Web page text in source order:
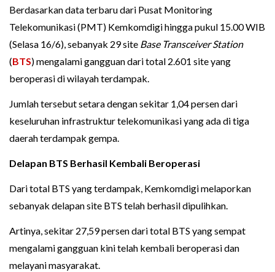
Berdasarkan data terbaru dari Pusat Monitoring
Telekomunikasi (PMT) Kemkomdigi hingga pukul 15.00 WIB
(Selasa 16/6), sebanyak 29 site Base Transceiver Station
(BTS) mengalami gangguan dari total 2.601 site yang
beroperasi di wilayah terdampak.
Jumlah tersebut setara dengan sekitar 1,04 persen dari
keseluruhan infrastruktur telekomunikasi yang ada di tiga
daerah terdampak gempa.
Delapan BTS Berhasil Kembali Beroperasi
Dari total BTS yang terdampak, Kemkomdigi melaporkan
sebanyak delapan site BTS telah berhasil dipulihkan.
Artinya, sekitar 27,59 persen dari total BTS yang sempat
mengalami gangguan kini telah kembali beroperasi dan
melayani masyarakat.